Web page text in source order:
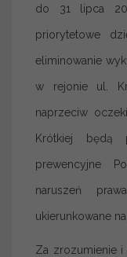
do 31 lipca
priorytetowe
eliminowanie
w rejonie ul.
naprzeciw
Krótkiej będą
prewencyjne
naruszeń
ukierunkowane
Za zrozumienie i